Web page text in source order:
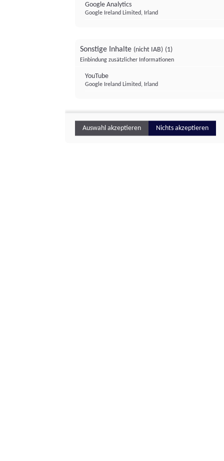
Google Analytics
Google Ireland Limited, Irland
Sonstige Inhalte (nicht IAB) (1)
Einbindung zusätzlicher Informationen
YouTube
Google Ireland Limited, Irland
Auswahl akzeptieren Nichts akzeptieren